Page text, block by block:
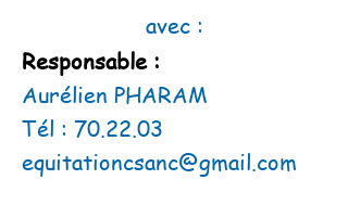
avec :
Responsable :
Aurélien PHARAM
Tél : 70.22.03
equitationcsanc@gmail.com